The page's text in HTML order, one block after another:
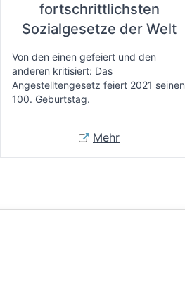
fortschrittlichsten
Sozialgesetze der Welt
Von den einen gefeiert und den
anderen kritisiert: Das
Angestelltengesetz feiert 2021 seinen
100. Geburtstag.
Mehr